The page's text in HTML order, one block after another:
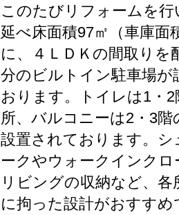
このたびリフォームを
延べ床面積97㎡（車庫面
に、４ＬＤＫの間取りを
分のビルトイン駐車場が
おります。トイレは1・2
所、バルコニーは2・3階
設置されております。シ
ークやウォークインクロ
リビングの収納など、各
に拘った設計がおすすめ